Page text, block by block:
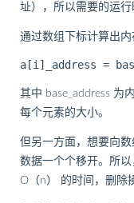
址），所以需要的运行
通过数组下标计算出内
其中 base_address 为
每个元素的大小。
但另一方面，想要向
数据一个个移开。所
O（n） 的时间，删除